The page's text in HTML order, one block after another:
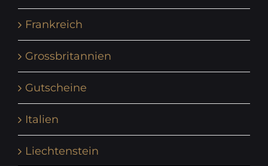
Frankreich
Grossbritannien
Gutscheine
Italien
Liechtenstein